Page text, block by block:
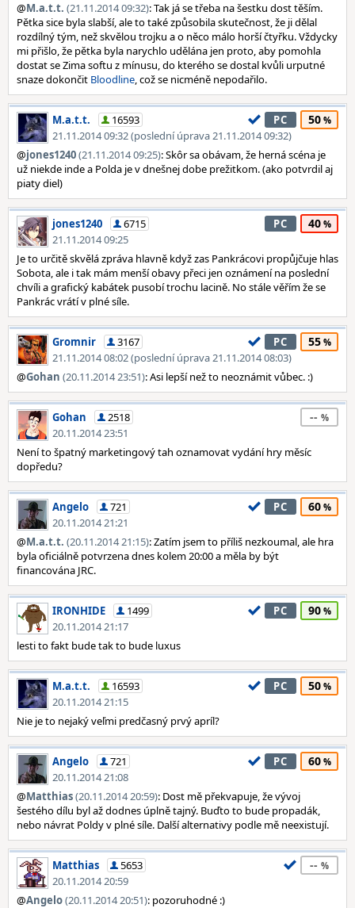
@M.a.t.t. (21.11.2014 09:32): Tak já se třeba na šestku dost těším.
Pětka sice byla slabší, ale to také způsobila skutečnost, že ji dělal
rozdílný tým, než skvělou trojku a o něco málo horší čtyřku. Vždycky
mi přišlo, že pětka byla narychlo udělána jen proto, aby pomohla
dostat se Zima softu z mínusu, do kterého se dostal kvůli urputné
snaze dokončit Bloodline, což se nicméně nepodařilo.
M.a.t.t.
16593
21.11.2014 09:32 (poslední úprava 21.11.2014 09:32)
PC 50
@jones1240(21.11.2014 09:25): Skôr sa obávam, že herná scéna je
už niekde inde a Polda je v dnešnej dobe prežitkom. (ako potvrdil aj
piaty diel)
jones1240
6715
21.11.2014 09:25
PC 40
Je to určitě skvělá zpráva hlavně když zas Pankrácovi propůjčuje hlas
Sobota, ale i tak mám menší obavy přeci jen oznámení na poslední
chvíli a grafický kabátek pusobí trochu lacině. No stále věřím že se
Pankrác vrátí v plné síle.
Gromnir
3167
21.11.2014 08:02 (poslední úprava 21.11.2014 08:03)
PC 55
@Gohan (20.11.2014 23:51): Asi lepší než to neoznámit vůbec. :)
Gohan
2518
20.11.2014 23:51
--
Není to špatný marketingový tah oznamovat vydání hry měsíc
dopředu?
Angelo
721
20.11.2014 21:21
PC 60
@M.a.t.t. (20.11.2014 21:15): Zatím jsem to příliš nezkoumal, ale hra
byla oficiálně potvrzena dnes kolem 20:00 a měla by být
financována JRC.
IRONHIDE
1499
20.11.2014 21:17
PC 90
lesti to fakt bude tak to bude luxus
M.a.t.t.
16593
20.11.2014 21:15
PC 50
Nie je to nejaký veľmi predčasný prvý apríl?
Angelo
721
20.11.2014 21:08
PC 60
@Matthias(20.11.2014 20:59): Dost mě překvapuje, že vývoj
šestého dílu byl až dodnes úplně tajný. Buďto to bude propadák,
nebo návrat Poldy v plné síle. Další alternativy podle mě neexistují.
Matthias
5653
20.11.2014 20:59
--
@Angelo(20.11.2014 20:51): pozoruhodné :)